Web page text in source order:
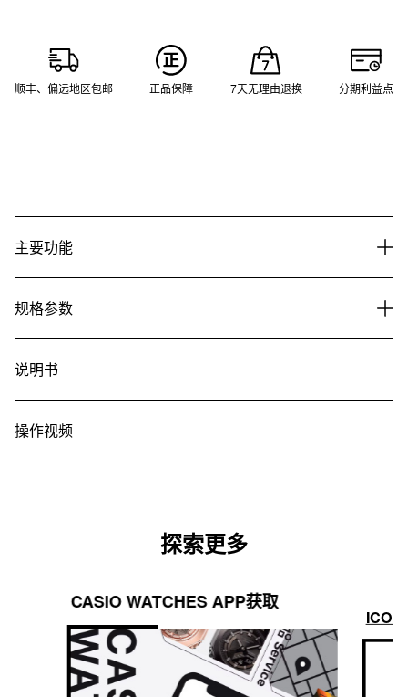
顺丰、偏远地区包邮 正品保障 7天无理由退换 分期利益点
主要功能
规格参数
说明书
操作视频
探索更多
CASIO WATCHES APP获取